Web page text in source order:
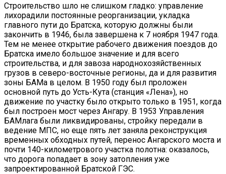
Строительство шло не слишком гладко: управление
лихорадили постоянные реорганизации, укладка
главного пути до Братска, которую должны были
закончить в 1946, была завершена к 7 ноября 1947 года.
Тем не менее открытие рабочего движения поездов до
Братска имело большое значение и для всего
строительства, и для завоза народнохозяйственных
грузов в северо-восточные регионы, да и для развития
зоны БАМа в целом. В 1950 году был проложен
основной путь до Усть-Кута (станция «Лена»), но
движение по участку было открыто только в 1951, когда
был построен мост через Ангару. В 1953 Управления
БАМлага были ликвидированы, стройку передали в
ведение МПС, но еще пять лет заняла реконструкция
временных обходных путей, перенос Ангарского моста и
почти 140-километрового участка полотна: оказалось,
что дорога попадает в зону затопления уже
запроектированной Братской ГЭС.